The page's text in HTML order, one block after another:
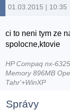
01.03.2015 | 10:35
ci to neni tym ze
spolocne,ktovie
HP Compaq nx-
Memory 896MB
Tahr'+WinXP
Správy